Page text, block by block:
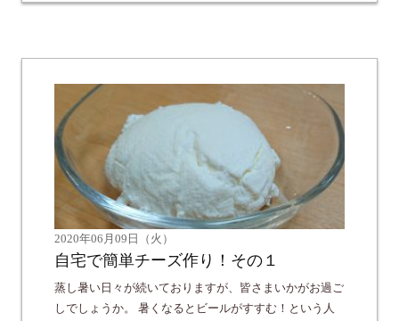
2020年06月09日（火）
自宅で簡単チーズ作り！その１
蒸し暑い日々が続いておりますが、皆さまいかがお過ご
しでしょうか。 暑くなるとビールがすすむ！という人